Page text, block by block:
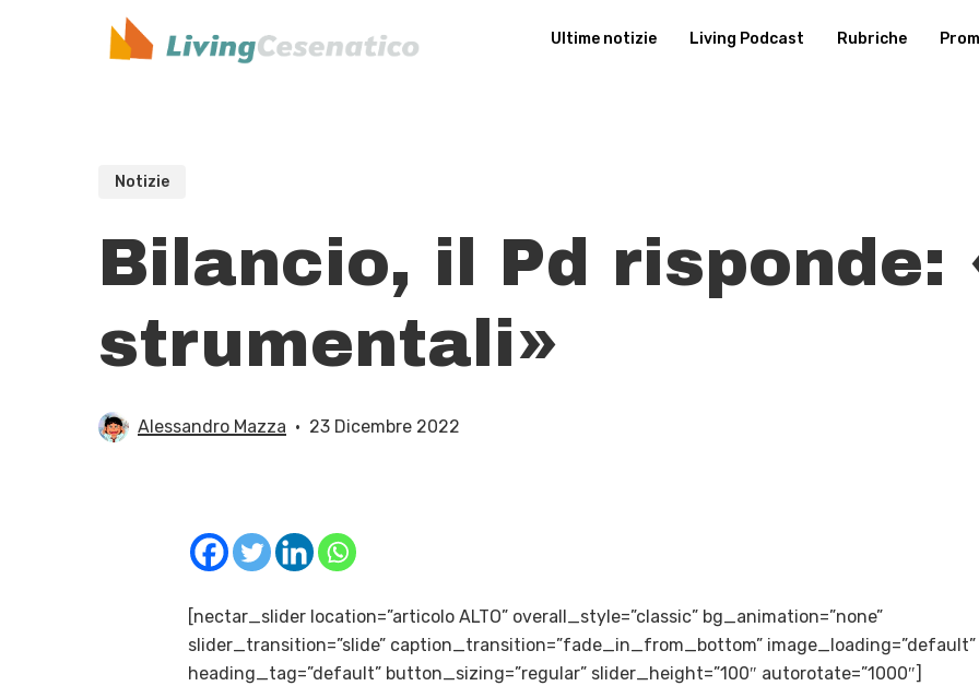
Ultime notizie Living Podcast Rubriche
Notizie
Bilancio, il Pd risponde:
strumentali»
Alessandro Mazza 23 Dicembre 2022
[nectar_slider location=”articolo ALTO” overall_style=”classic” bg_animation=”none”
slider_transition=”slide” caption_transition=”fade_in_from_bottom” image_loading=”default”
heading_tag=”default” button_sizing=”regular” slider_height=”100″ autorotate=”1000″]